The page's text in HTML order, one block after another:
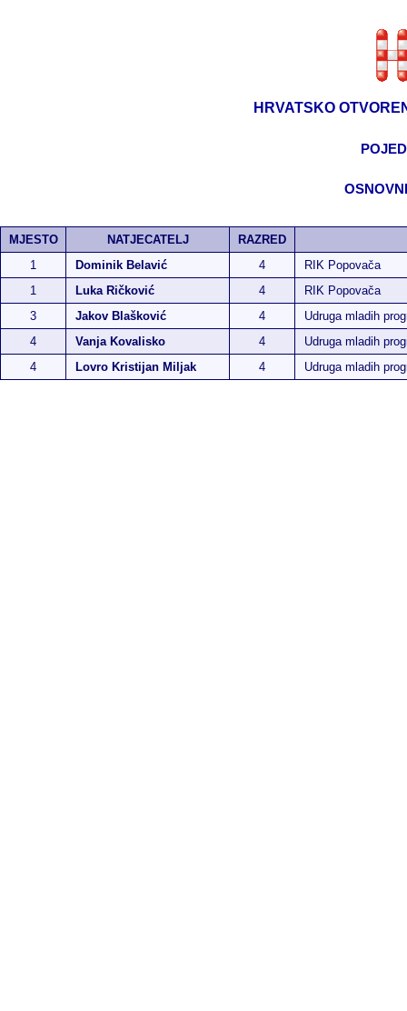
HRVATSKO
MJESTO NATJECATELJ
RAZRED
1
Dominik Belavić 4
RIK Popovača
1
Luka Ričković 4
RIK Popovača
3
Jakov Blašković 4
Udruga mladih
4
Vanja Kovalisko 4
Udruga mladih
4
Lovro Kristijan Miljak 4 Udruga mladih